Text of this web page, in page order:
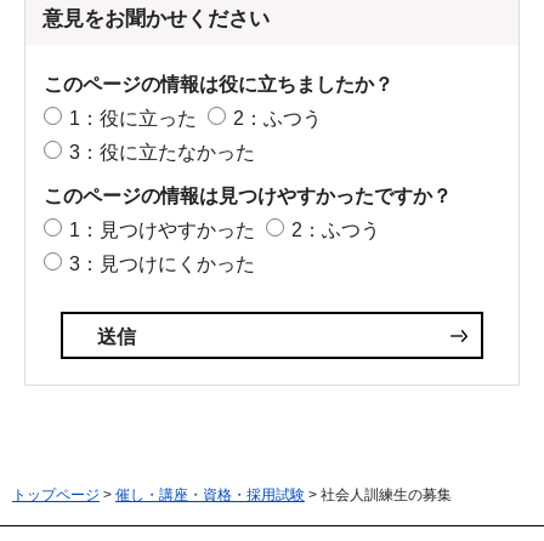
意見をお聞かせください
このページの情報は役に立ちましたか？
1：役に立った
2：ふつう
3：役に立たなかった
このページの情報は見つけやすかったですか？
1：見つけやすかった
2：ふつう
3：見つけにくかった
トップページ > 催し・講座・資格・採用試験 > 社会人訓練生の募集